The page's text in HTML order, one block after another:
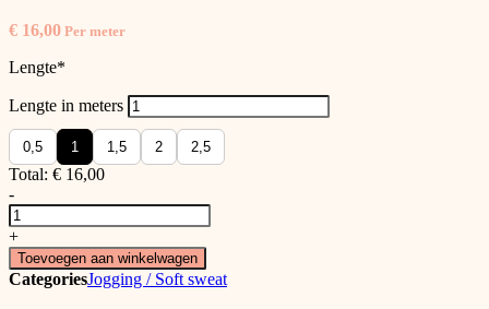
€ 16,00 Per meter
Lengte*
Lengte in meters
0,5 1 1,5 2 2,5
Total: € 16,00
-
Vliegtuigen
blauw
jogging
aantal
+
Toevoegen aan winkelwagen
CategoriesJogging / Soft sweat